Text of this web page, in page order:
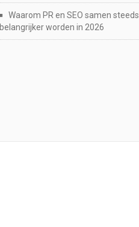
Waarom PR en SEO samen steeds
belangrijker worden in 2026